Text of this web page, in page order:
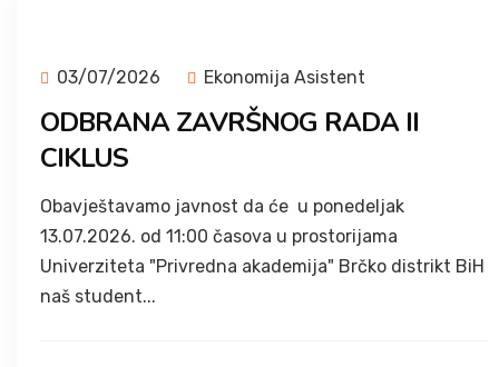
03/07/2026 Ekonomija Asistent
ODBRANA ZAVRŠNOG RADA II
CIKLUS
Obavještavamo javnost da će u ponedeljak
13.07.2026. od 11:00 časova u prostorijama
Univerziteta "Privredna akademija" Brčko distrikt BiH
naš student...